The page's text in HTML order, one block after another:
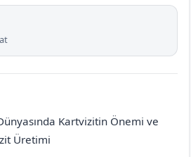
Kartvizitin Önemi ve
Üretimi